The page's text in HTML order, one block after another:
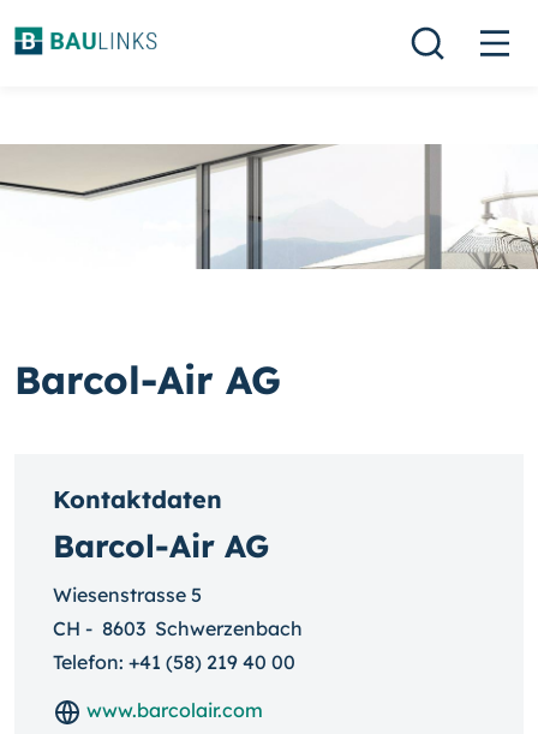
Barcol-Air AG
Kontaktdaten
Barcol-Air AG
Wiesenstrasse 5
CH - 8603 Schwerzenbach
Telefon: +41 (58) 219 40 00
www.barcolair.com